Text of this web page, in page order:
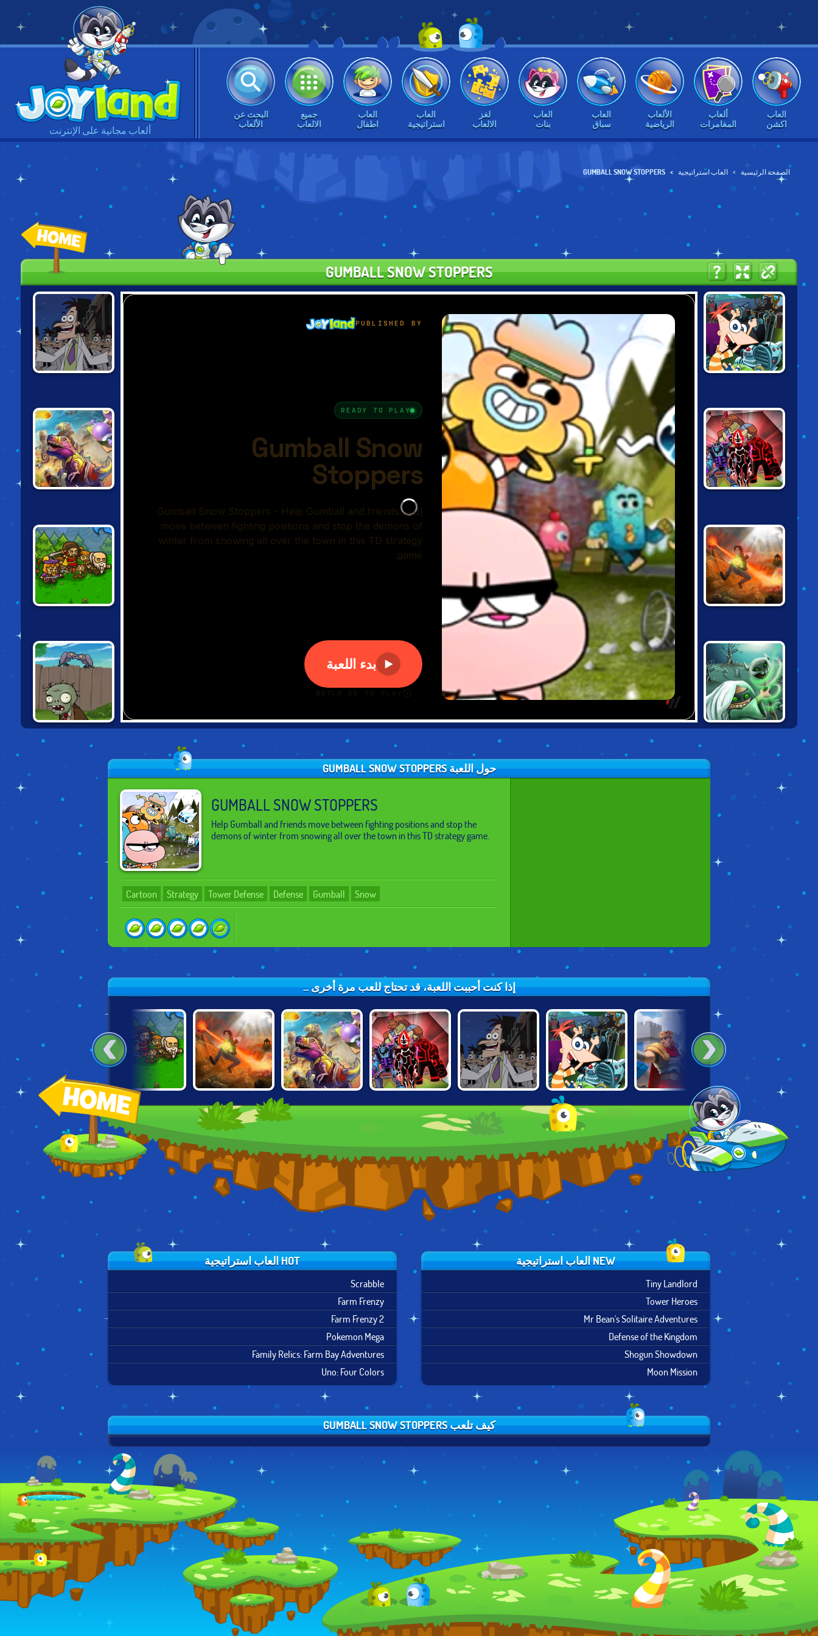
ألعاب مجانية على الإنترنت
العاب
اكشن
ألعاب
المغامرات
الألعاب
الرياضية
العاب
سباق
العاب
بنات
لغز
الالعاب
العاب
استراتيجية
العاب
اطفال
جميع
الالعاب
البحث عن
الألعاب
الصفحة الرئيسية العاب استراتيجية GUMBALL SNOW STOPPERS
GUMBALL SNOW STOPPERS
RAGE
PLANTS VS
BACKYARD
DEFENSE
CODE RED
DEMON RAID:
حول اللعبة GUMBALL SNOW STOPPERS
GUMBALL SNOW STOPPERS
Help Gumball and friends move between fighting positions and stop the
demons of winter from snowing all over the town in this TD strategy game.
Cartoon Strategy Tower Defense Defense Gumball Snow
إذا كنت أحببت اللعبة، قد تحتاج للعب مرة أخرى ...
WILD CASTLE
PHINEAS AND
FERB IN
BACKYARD
DEFENSE
DOOF
OMNIVERSE:
CODE RED
CURSED
TREASURE
SUMMON THE
HERO
DEMON RAID:
THE ARTIFACT
HOT العاب استراتيجية
Scrabble
Farm Frenzy
Farm Frenzy 2
Pokemon Mega
Family Relics: Farm Bay Adventures
Uno: Four Colors
NEW العاب استراتيجية
Tiny Landlord
Tower Heroes
Mr Bean's Solitaire Adventures
Defense of the Kingdom
Shogun Showdown
Moon Mission
كيف تلعب GUMBALL SNOW STOPPERS